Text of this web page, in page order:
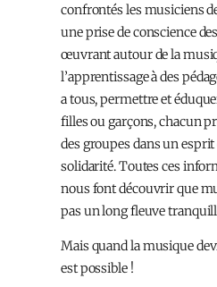
confrontés les musiciens
une prise de conscience
œuvrant autour de la
l’apprentissage à des
a tous, permettre et
filles ou garçons, chacun
des groupes dans un esprit
solidarité. Toutes ces
nous font découvrir que
pas un long fleuve
Mais quand la musique
est possible !